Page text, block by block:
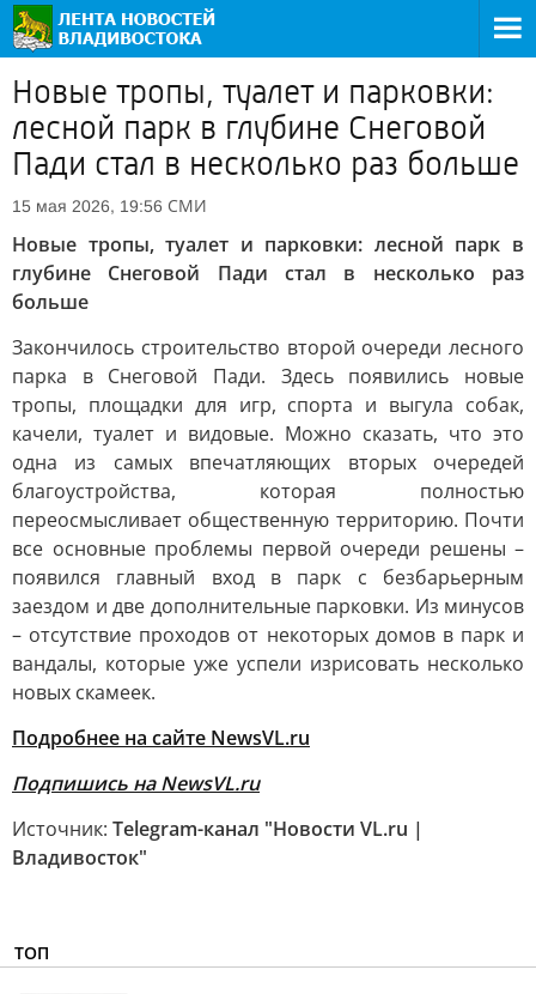
Новые тропы, туалет и парковки:
лесной парк в глубине Снеговой
Пади стал в несколько раз больше
15 мая 2026, 19:56 СМИ
Новые тропы, туалет и парковки: лесной парк в
глубине Снеговой Пади стал в несколько раз
больше
Закончилось строительство второй очереди лесного
парка в Снеговой Пади. Здесь появились новые
тропы, площадки для игр, спорта и выгула собак,
качели, туалет и видовые. Можно сказать, что это
одна из самых впечатляющих вторых очередей
благоустройства, которая полностью
переосмысливает общественную территорию. Почти
все основные проблемы первой очереди решены –
появился главный вход в парк с безбарьерным
заездом и две дополнительные парковки. Из минусов
– отсутствие проходов от некоторых домов в парк и
вандалы, которые уже успели изрисовать несколько
новых скамеек.
Подробнее на сайте NewsVL.ru
Подпишись на NewsVL.ru
Источник: Telegram-канал "Новости VL.ru |
Владивосток"
ТОП